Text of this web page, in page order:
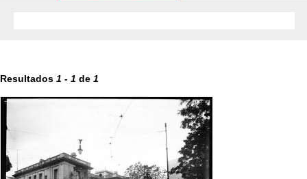
Resultados 1 - 1 de 1